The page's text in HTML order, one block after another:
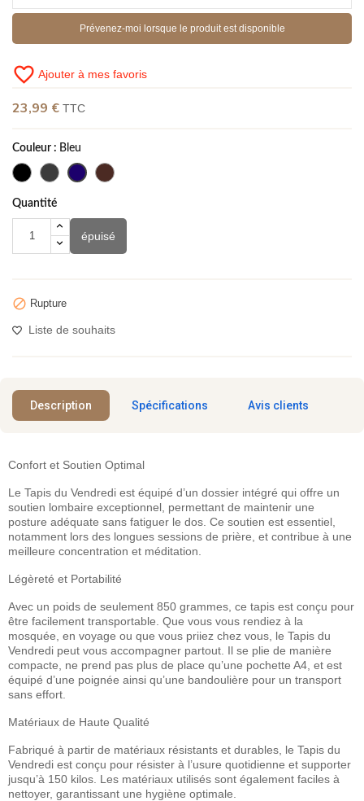
Prévenez-moi lorsque le produit est disponible
favorite_border Ajouter à mes favoris
23,99 € TTC
Couleur : Bleu
Quantité
épuisé
 Rupture
Liste de souhaits
Description Spécifications Avis clients
Confort et Soutien Optimal
Le Tapis du Vendredi est équipé d’un dossier intégré qui offre un
soutien lombaire exceptionnel, permettant de maintenir une
posture adéquate sans fatiguer le dos. Ce soutien est essentiel,
notamment lors des longues sessions de prière, et contribue à une
meilleure concentration et méditation.
Légèreté et Portabilité
Avec un poids de seulement 850 grammes, ce tapis est conçu pour
être facilement transportable. Que vous vous rendiez à la
mosquée, en voyage ou que vous priiez chez vous, le Tapis du
Vendredi peut vous accompagner partout. Il se plie de manière
compacte, ne prend pas plus de place qu’une pochette A4, et est
équipé d’une poignée ainsi qu’une bandoulière pour un transport
sans effort.
Matériaux de Haute Qualité
Fabriqué à partir de matériaux résistants et durables, le Tapis du
Vendredi est conçu pour résister à l’usure quotidienne et supporter
jusqu’à 150 kilos. Les matériaux utilisés sont également faciles à
nettoyer, garantissant une hygiène optimale.